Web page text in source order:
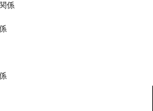
係